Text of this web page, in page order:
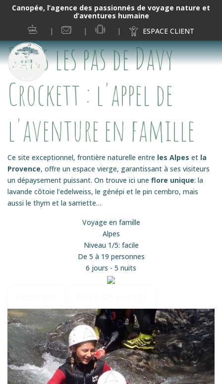
Canopée, l’agence des passionnés de voyage nature et
d’aventures humaine
ESPRIT
CANOPÉE
NOUS
CONTACTER19
38
02
ESPACE CLIENT
Dans les pas de Davy
Crockett : l'appel de
l'aventure en famille
Ce site exceptionnel, frontière naturelle entre les Alpes et la
Provence, offre un espace vierge, garantissant à ses visiteurs
un dépaysement puissant. On trouve ici une flore unique: la
lavande côtoie l’edelweiss, le génépi et le pin cembro, mais
aussi le thym et la sarriette…
Voyage en famille
Alpes
Niveau 1/5: facile
De 5 à 19 personnes
6 jours - 5 nuits